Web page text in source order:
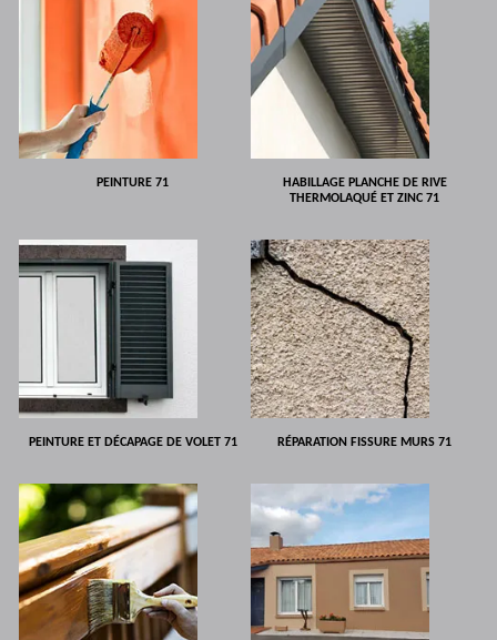
PEINTURE 71
HABILLAGE PLANCHE DE RIVE
THERMOLAQUÉ ET ZINC 71
PEINTURE ET DÉCAPAGE DE VOLET 71 RÉPARATION FISSURE MURS 71